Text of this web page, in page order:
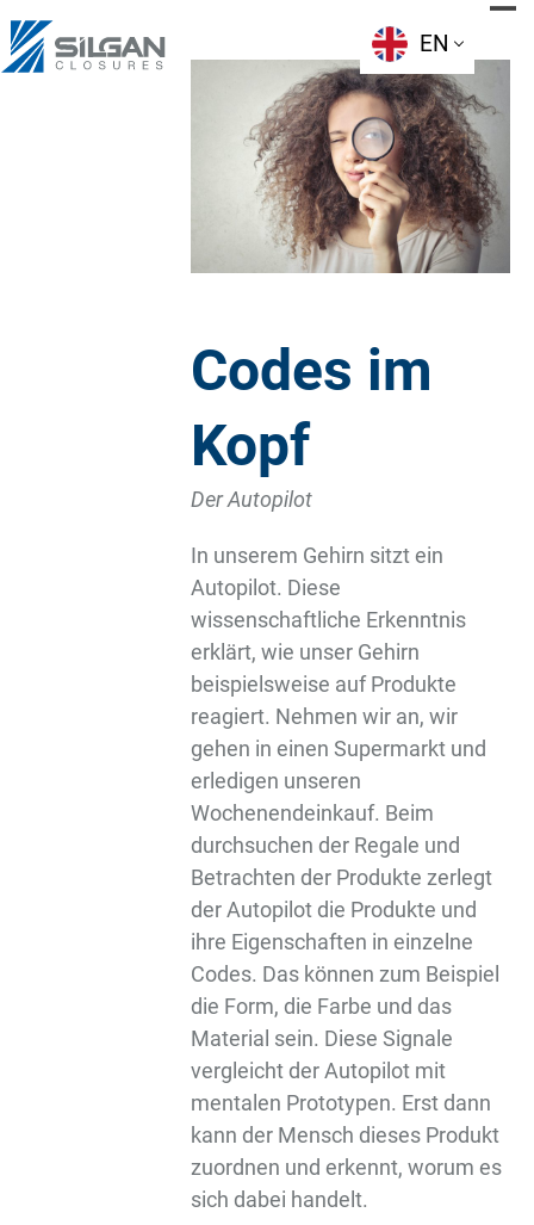
to
content
EN
Codes im
Kopf
Der Autopilot
In unserem Gehirn sitzt ein
Autopilot. Diese
wissenschaftliche Erkenntnis
erklärt, wie unser Gehirn
beispielsweise auf Produkte
reagiert. Nehmen wir an, wir
gehen in einen Supermarkt und
erledigen unseren
Wochenendeinkauf. Beim
durchsuchen der Regale und
Betrachten der Produkte zerlegt
der Autopilot die Produkte und
ihre Eigenschaften in einzelne
Codes. Das können zum Beispiel
die Form, die Farbe und das
Material sein. Diese Signale
vergleicht der Autopilot mit
mentalen Prototypen. Erst dann
kann der Mensch dieses Produkt
zuordnen und erkennt, worum es
sich dabei handelt.